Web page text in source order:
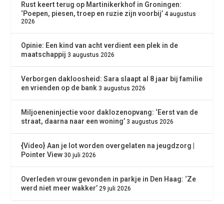
Rust keert terug op Martinikerkhof in Groningen:
‘Poepen, piesen, troep en ruzie zijn voorbij’ 4 augustus
2026
Opinie: Een kind van acht verdient een plek in de
maatschappij 3 augustus 2026
Verborgen dakloosheid: Sara slaapt al 8 jaar bij familie
en vrienden op de bank 3 augustus 2026
Miljoeneninjectie voor daklozenopvang: ‘Eerst van de
straat, daarna naar een woning’ 3 augustus 2026
{Video} Aan je lot worden overgelaten na jeugdzorg |
Pointer View 30 juli 2026
Overleden vrouw gevonden in parkje in Den Haag: ‘Ze
werd niet meer wakker’ 29 juli 2026